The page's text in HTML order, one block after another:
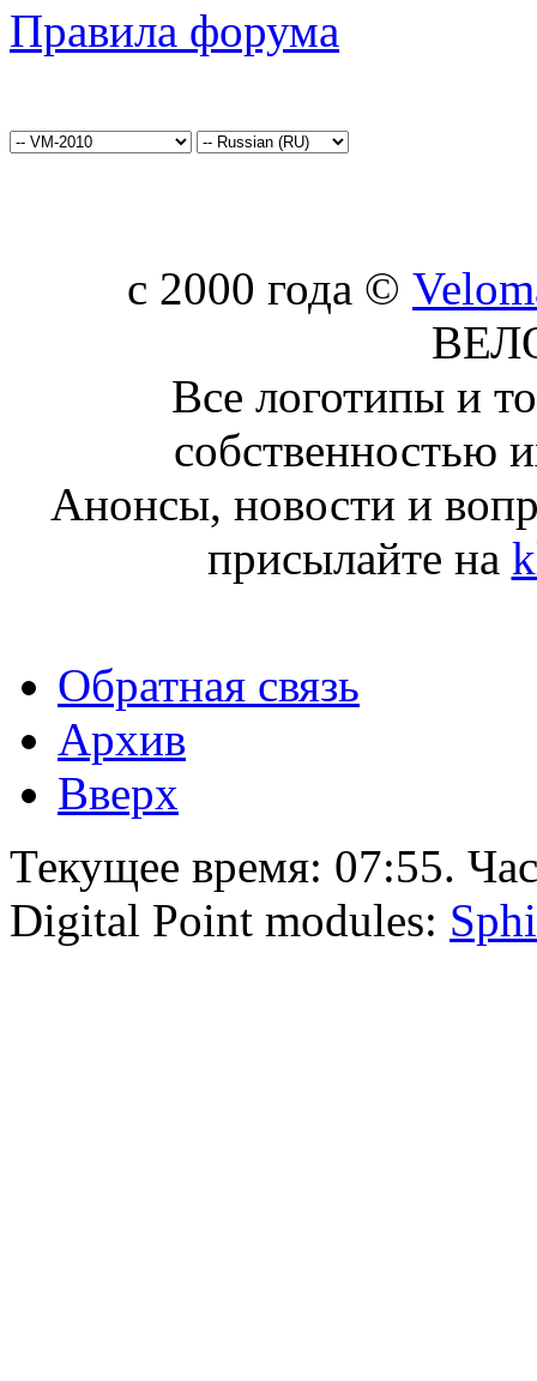
Правила форума
c 2000 года ©
Все логотипы и
собственностью
Анонсы, новости и
присылайте на
Обратная связь
Архив
Вверх
Текущее время: 07:55.
Digital Point modules: